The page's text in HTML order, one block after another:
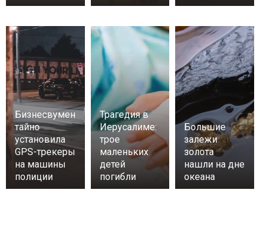
Бизнесвумен
тайно
установила
GPS-трекеры
на машины
полиции
Трагедия в
Иерусалиме:
трое
маленьких
детей
погибли
Большие
залежи
золота
нашли на дне
океана